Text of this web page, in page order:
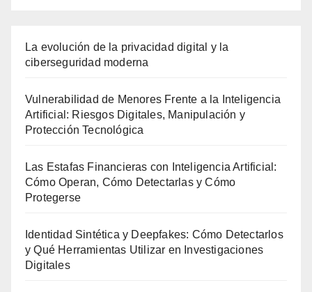
La evolución de la privacidad digital y la
ciberseguridad moderna
Vulnerabilidad de Menores Frente a la Inteligencia
Artificial: Riesgos Digitales, Manipulación y
Protección Tecnológica
Las Estafas Financieras con Inteligencia Artificial:
Cómo Operan, Cómo Detectarlas y Cómo
Protegerse
Identidad Sintética y Deepfakes: Cómo Detectarlos
y Qué Herramientas Utilizar en Investigaciones
Digitales